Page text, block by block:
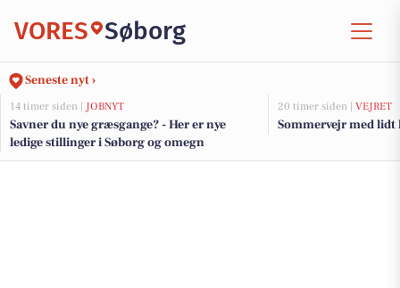
VORES Søborg
Seneste nyt ›
14 timer siden | JOBNYT
Savner du nye græsgange? - Her er nye
ledige stillinger i Søborg og omegn
20 timer siden | VEJRET
Sommervejr med lidt